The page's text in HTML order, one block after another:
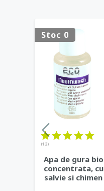
Stoc 0
(12)
Apa de gura bio
concentrata, cu
salvie si chimen